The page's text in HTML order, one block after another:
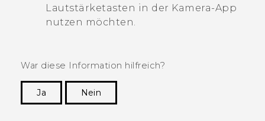
Lautstärketasten in der Kamera-App
nutzen möchten.
War diese Information hilfreich?
Ja
Nein